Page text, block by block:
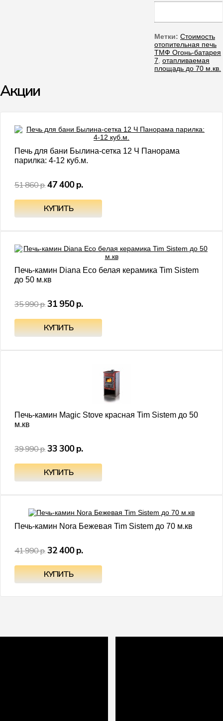
Метки: Стоимость
отопительная печь
ТМФ Огонь-батарея
7 отапливаемая
площадь до 70 м.кв.
Акции
Печь для бани Былина-сетка 12 Ч Панорама
парилка: 4-12 куб.м.
51 860 р.47 400 р.
Печь-камин Diana Eco белая керамика Tim Sistem
до 50 м.кв
35 990 р.31 950 р.
Печь-камин Magic Stove красная Tim Sistem до 50
м.кв
39 990 р.33 300 р.
Печь-камин Nora Бежевая Tim Sistem до 70 м.кв
41 990 р.32 400 р.